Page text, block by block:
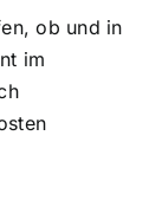
ob und in
im